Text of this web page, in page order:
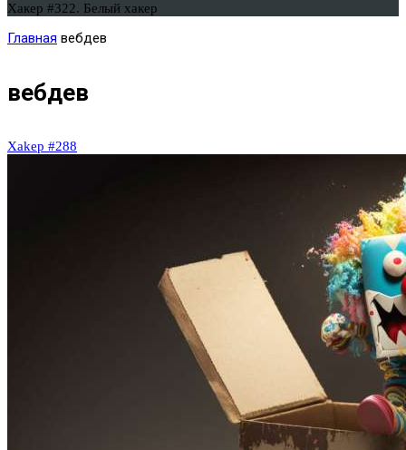
Хакер #322. Белый хакер
Главная вебдев
вебдев
Xakep #288